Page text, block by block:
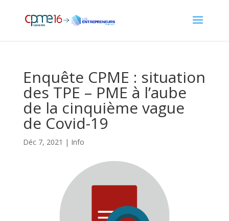
Enquête CPME : situation
des TPE – PME à l’aube
de la cinquième vague
de Covid-19
Déc 7, 2021 | Info